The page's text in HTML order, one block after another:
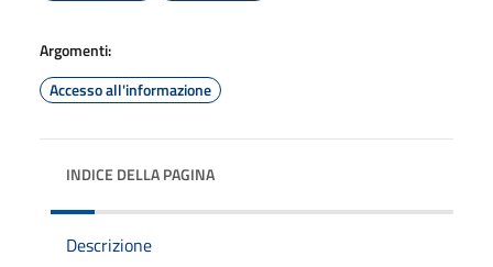
Argomenti:
Accesso all'informazione
INDICE DELLA PAGINA
Descrizione